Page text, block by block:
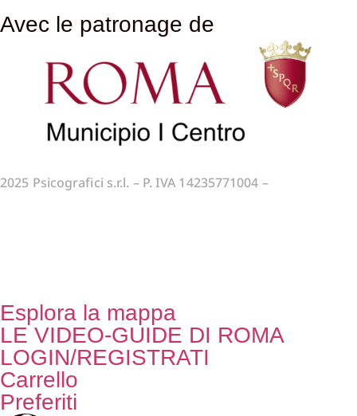
Avec le patronage de
2025 Psicografici s.r.l. – P. IVA 14235771004 –
Esplora la mappa
LE VIDEO-GUIDE DI ROMA
LOGIN/REGISTRATI
Carrello
Preferiti